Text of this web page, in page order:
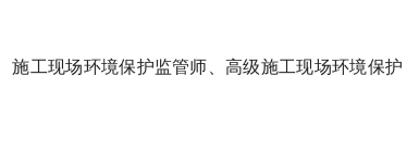
工现场环境保护监管师、高级施工现场环境保护